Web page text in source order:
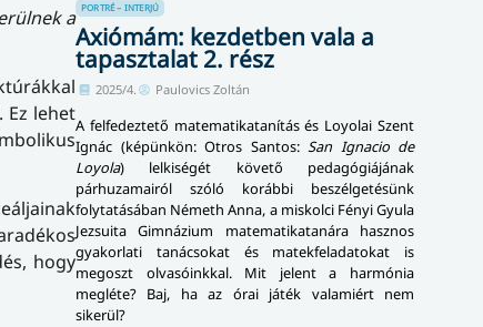
a
Ez lehet
hogy
PORTRÉ – INTERJÚ
Axiómám: kezdetben vala a
tapasztalat 2. rész
2025/4. Paulovics Zoltán
A felfedeztető matematikatanítás és Loyolai Szent
Ignác (képünkön: Otros Santos: San Ignacio de
Loyola) lelkiségét követő pedagógiájának
párhuzamairól szóló korábbi beszélgetésünk
folytatásában Németh Anna, a miskolci Fényi Gyula
Jezsuita Gimnázium matematikatanára hasznos
gyakorlati tanácsokat és matekfeladatokat is
megoszt olvasóinkkal. Mit jelent a harmónia
megléte? Baj, ha az órai játék valamiért nem
sikerül?